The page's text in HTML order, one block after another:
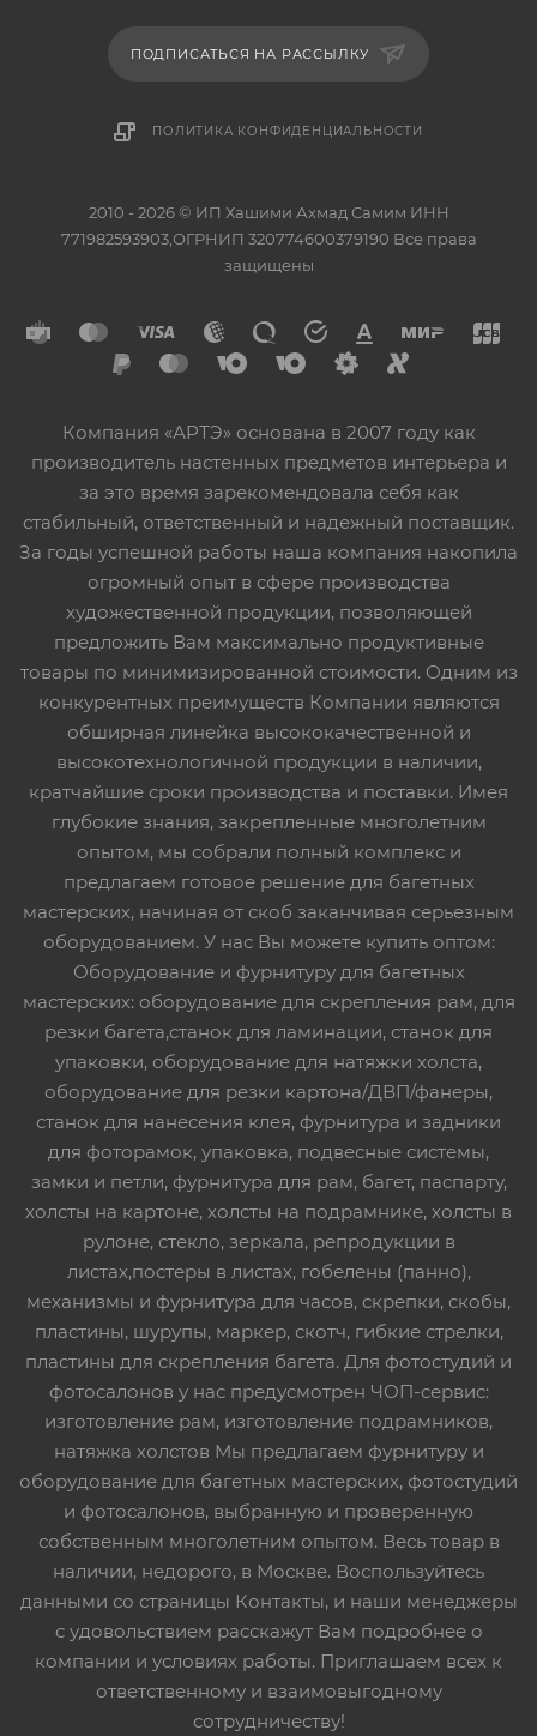
ПОДПИСАТЬСЯ НА РАССЫЛКУ
ПОЛИТИКА КОНФИДЕНЦИАЛЬНОСТИ
2010 - 2026 © ИП Хашими Ахмад Самим ИНН
771982593903,ОГРНИП 320774600379190 Все права
защищены
Компания «АРТЭ» основана в 2007 году как
производитель настенных предметов интерьера и
за это время зарекомендовала себя как
стабильный, ответственный и надежный поставщик.
За годы успешной работы наша компания накопила
огромный опыт в сфере производства
художественной продукции, позволяющей
предложить Вам максимально продуктивные
товары по минимизированной стоимости. Одним из
конкурентных преимуществ Компании являются
обширная линейка высококачественной и
высокотехнологичной продукции в наличии,
кратчайшие сроки производства и поставки. Имея
глубокие знания, закрепленные многолетним
опытом, мы собрали полный комплекс и
предлагаем готовое решение для багетных
мастерских, начиная от скоб заканчивая серьезным
оборудованием. У нас Вы можете купить оптом:
Оборудование и фурнитуру для багетных
мастерских: оборудование для скрепления рам, для
резки багета,станок для ламинации, станок для
упаковки, оборудование для натяжки холста,
оборудование для резки картона/ДВП/фанеры,
станок для нанесения клея, фурнитура и задники
для фоторамок, упаковка, подвесные системы,
замки и петли, фурнитура для рам, багет, паспарту,
холсты на картоне, холсты на подрамнике, холсты в
рулоне, стекло, зеркала, репродукции в
листах,постеры в листах, гобелены (панно),
механизмы и фурнитура для часов, скрепки, скобы,
пластины, шурупы, маркер, скотч, гибкие стрелки,
пластины для скрепления багета. Для фотостудий и
фотосалонов у нас предусмотрен ЧОП-сервис:
изготовление рам, изготовление подрамников,
натяжка холстов Мы предлагаем фурнитуру и
оборудование для багетных мастерских, фотостудий
и фотосалонов, выбранную и проверенную
собственным многолетним опытом. Весь товар в
наличии, недорого, в Москве. Воспользуйтесь
данными со страницы Контакты, и наши менеджеры
с удовольствием расскажут Вам подробнее о
компании и условиях работы. Приглашаем всех к
ответственному и взаимовыгодному
сотрудничеству!